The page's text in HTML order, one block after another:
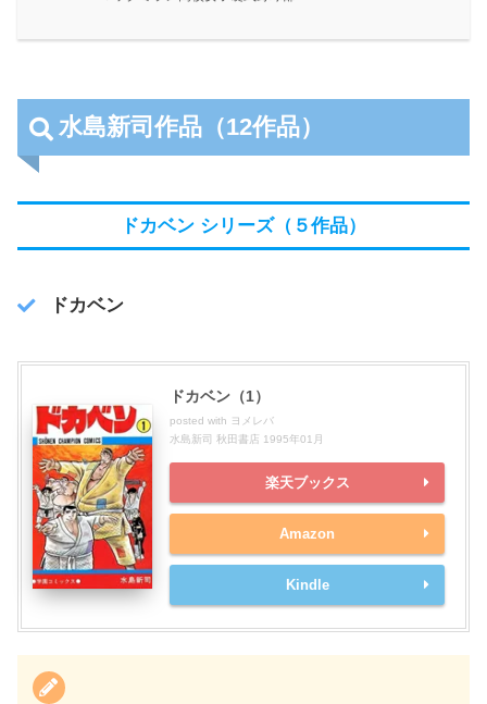
水島新司作品（12作品）
ドカベン シリーズ（５作品）
ドカベン
ドカベン（1）
posted with ヨメレバ
水島新司 秋田書店 1995年01月
楽天ブックス
Amazon
Kindle